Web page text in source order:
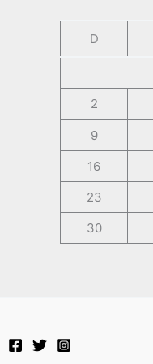
D
2
9
16
23
30